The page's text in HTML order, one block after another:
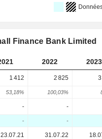
Finance Bank Limited
2022 2023
1 412 2 825
53,18% 100,03%
- -
- -
23.07.21 31.07.22